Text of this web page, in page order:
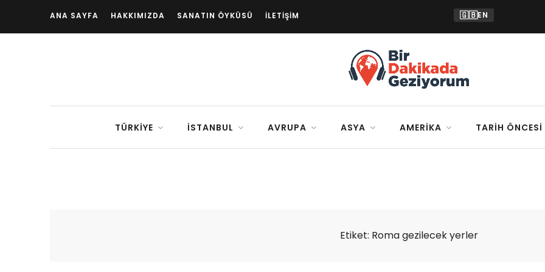
ANA SAYFA HAKKIMIZDA SANATIN ÖYKÜSÜ İLETIŞIM 🇬🇧EN
TÜRKIYE İSTANBUL AVRUPA ASYA AMERIKA TARIH ÖNCESI
Etiket: Roma gezilecek yerler